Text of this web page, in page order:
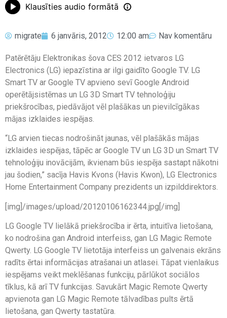
Klausīties audio formātā
migrate 6 janvāris, 2012 12:00 am Nav komentāru
Patērētāju Elektronikas šova CES 2012 ietvaros LG
Electronics (LG) iepazīstina ar ilgi gaidīto Google TV. LG
Smart TV ar Google TV apvieno sevī Google Android
operētājsistēmas un LG 3D Smart TV tehnoloģiju
priekšrocības, piedāvājot vēl plašākas un pievilcīgākas
mājas izklaides iespējas.
“LG arvien tiecas nodrošināt jaunas, vēl plašākās mājas
izklaides iespējas, tāpēc ar Google TV un LG 3D un Smart TV
tehnoloģiju inovācijām, ikvienam būs iespēja sastapt nākotni
jau šodien,” sacīja Havis Kvons (Havis Kwon), LG Electronics
Home Entertainment Company prezidents un izpilddirektors.
[img]/images/upload/20120106162344.jpg[/img]
LG Google TV lielākā priekšrocība ir ērta, intuitīva lietošana,
ko nodrošina gan Android interfeiss, gan LG Magic Remote
Qwerty. LG Google TV lietotāja interfeiss un galvenais ekrāns
radīts ērtai informācijas atrašanai un atlasei. Tāpat vienlaikus
iespējams veikt meklēšanas funkciju, pārlūkot sociālos
tīklus, kā arī TV funkcijas. Savukārt Magic Remote Qwerty
apvienota gan LG Magic Remote tālvadības pults ērtā
lietošana, gan Qwerty tastatūra.